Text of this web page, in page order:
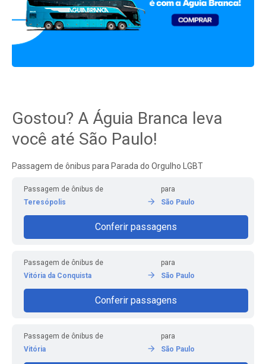
Gostou? A Águia Branca leva
você até São Paulo!
Passagem de ônibus para Parada do Orgulho LGBT
Passagem de ônibus de
Teresópolis
para
São Paulo
Conferir passagens
Passagem de ônibus de
Vitória da Conquista
para
São Paulo
Conferir passagens
Passagem de ônibus de
Vitória
para
São Paulo